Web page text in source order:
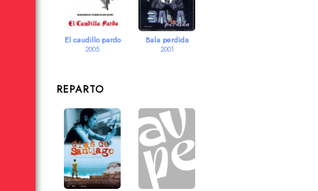
El caudillo pardo
2005
Bala perdida
2001
REPARTO